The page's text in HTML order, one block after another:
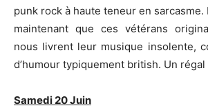
punk rock à haute teneur en
maintenant que ces vétérans
nous livrent leur musique insolente,
d’humour typiquement british. Un régal
Samedi 20 Juin